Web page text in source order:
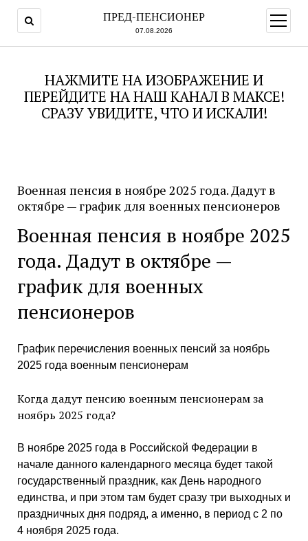
ПРЕД-ПЕНСИОНЕР
07.08.2026
меню
НАЖМИТЕ НА ИЗОБРАЖЕНИЕ И
ПЕРЕЙДИТЕ НА НАШ КАНАЛ В МАКСЕ!
СРАЗУ УВИДИТЕ, ЧТО И ИСКАЛИ!
Военная пенсия в ноябре 2025 года. Дадут в
октябре — график для военных пенсионеров
Военная пенсия в ноябре 2025
года. Дадут в октябре —
график для военных
пенсионеров
График перечисления военных пенсий за ноябрь
2025 года военным пенсионерам
Когда дадут пенсию военным пенсионерам за
ноябрь 2025 года?
В ноябре 2025 года в Российской Федерации в
начале данного календарного месяца будет такой
государственный праздник, как День народного
единства, и при этом там будет сразу три выходных и
праздничных дня подряд, а именно, в период с 2 по
4 ноября 2025 года.